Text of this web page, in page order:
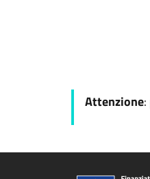
Attenzione